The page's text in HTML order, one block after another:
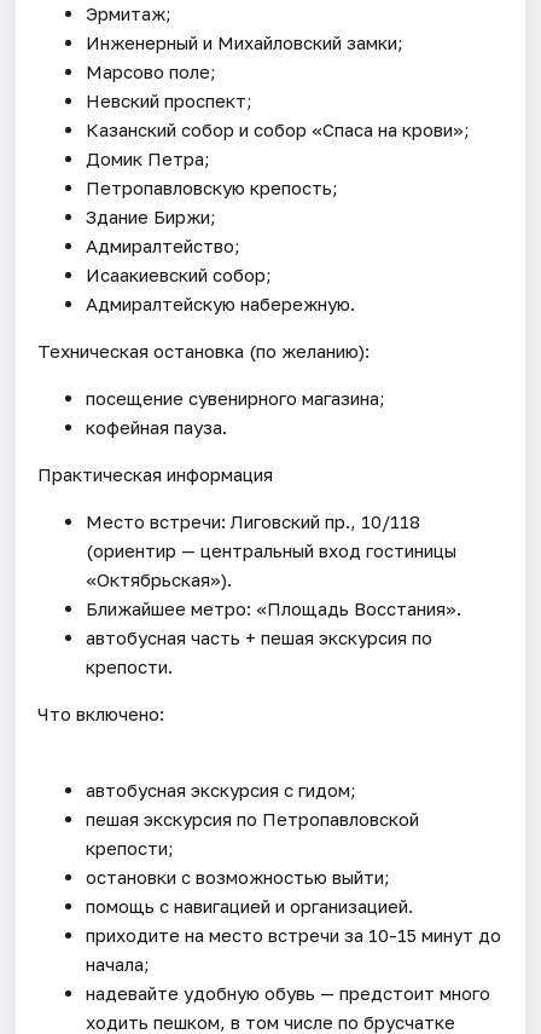
Эрмитаж;
Инженерный и Михайловский замки;
Марсово поле;
Невский проспект;
Казанский собор и собор «Спаса на крови»;
Домик Петра;
Петропавловскую крепость;
Здание Биржи;
Адмиралтейство;
Исаакиевский собор;
Адмиралтейскую набережную.
Техническая остановка (по желанию):
посещение сувенирного магазина;
кофейная пауза.
Практическая информация
Место встречи: Лиговский пр., 10/118
(ориентир — центральный вход гостиницы
«Октябрьская»).
Ближайшее метро: «Площадь Восстания».
автобусная часть + пешая экскурсия по
крепости.
Что включено:
автобусная экскурсия с гидом;
пешая экскурсия по Петропавловской
крепости;
остановки с возможностью выйти;
помощь с навигацией и организацией.
приходите на место встречи за 10-15 минут до
начала;
надевайте удобную обувь — предстоит много
ходить пешком, в том числе по брусчатке